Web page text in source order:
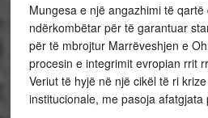
Mungesa e një angazhimi të
ndërkombëtar për të garantuar
për të mbrojtur Marrëveshjen e
procesin e integrimit evropian rrit
Veriut të hyjë në një cikël të ri
institucionale, me pasoja